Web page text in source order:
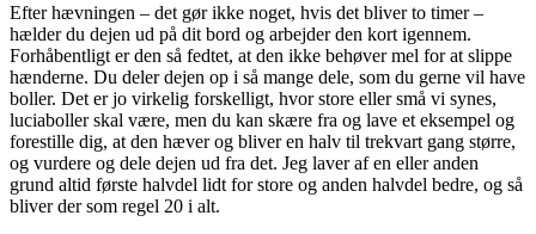
Efter hævningen – det gør ikke noget, hvis det bliver to timer –
hælder du dejen ud på dit bord og arbejder den kort igennem.
Forhåbentligt er den så fedtet, at den ikke behøver mel for at slippe
hænderne. Du deler dejen op i så mange dele, som du gerne vil have
boller. Det er jo virkelig forskelligt, hvor store eller små vi synes,
luciaboller skal være, men du kan skære fra og lave et eksempel og
forestille dig, at den hæver og bliver en halv til trekvart gang større,
og vurdere og dele dejen ud fra det. Jeg laver af en eller anden
grund altid første halvdel lidt for store og anden halvdel bedre, og så
bliver der som regel 20 i alt.